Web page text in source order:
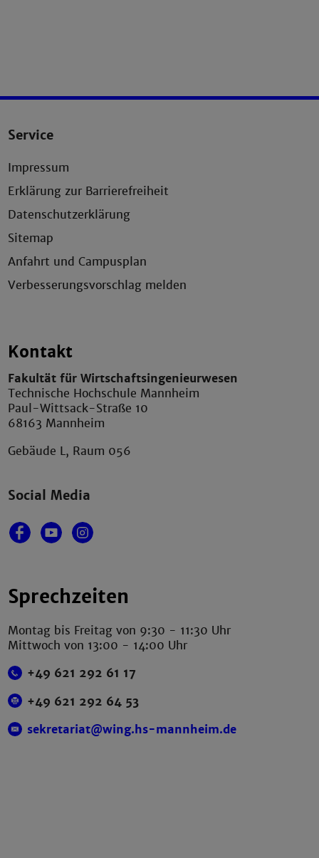
Service
Impressum
Erklärung zur Barrierefreiheit
Datenschutzerklärung
Sitemap
Anfahrt und Campusplan
Verbesserungsvorschlag melden
Kontakt
Fakultät für Wirtschaftsingenieurwesen
Technische Hochschule Mannheim
Paul-Wittsack-Straße 10
68163 Mannheim
Gebäude L, Raum 056
Social Media
Sprechzeiten
Montag bis Freitag von 9:30 - 11:30 Uhr
Mittwoch von 13:00 - 14:00 Uhr
+49 621 292 61 17
+49 621 292 64 53
sekretariat@wing.hs-mannheim.de